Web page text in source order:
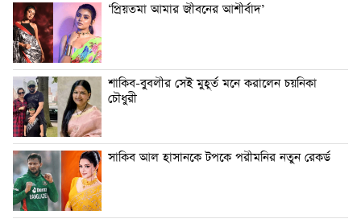
‘প্রিয়তমা আমার জীবনের আশীর্বাদ’
শাকিব-বুবলীর সেই মুহূর্ত মনে করালেন চয়নিকা
চৌধুরী
সাকিব আল হাসানকে টপকে পরীমনির নতুন রেকর্ড